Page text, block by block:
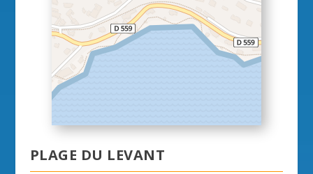
PLAGE DU LEVANT